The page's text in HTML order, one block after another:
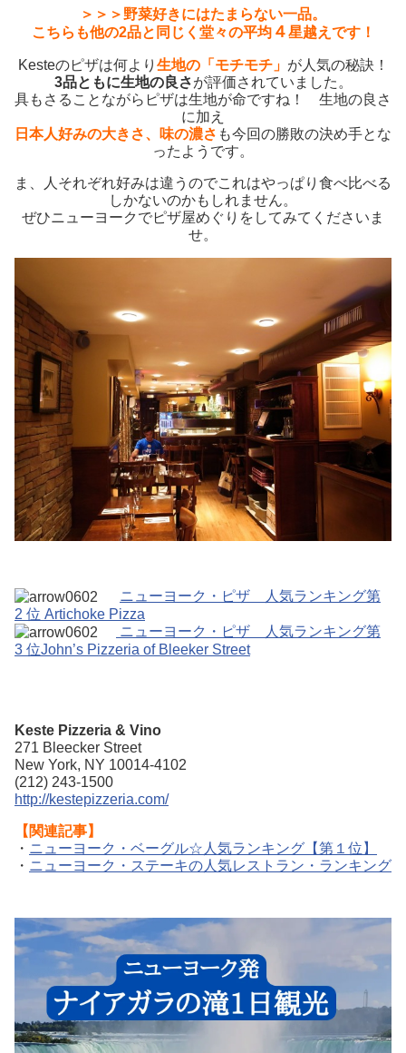
＞＞＞野菜好きにはたまらない一品。
こちらも他の2品と同じく堂々の平均４星越えです！
Kesteのピザは何より 生地の「モチモチ」 が人気の秘訣！
3品ともに生地の良さが評価されていました。
具もさることながらピザは生地が命ですね！ 生地の良さ
に加え
日本人好みの大きさ、味の濃さ も今回の勝敗の決め手とな
ったようです。
ま、人それぞれ好みは違うのでこれはやっぱり食べ比べる
しかないのかもしれません。
ぜひニューヨークでピザ屋めぐりをしてみてくださいま
せ。
ニューヨーク・ピザ 人気ランキング第
2 位 Artichoke Pizza
ニューヨーク・ピザ 人気ランキング第
3 位John’s Pizzeria of Bleeker Street
Keste Pizzeria & Vino
271 Bleecker Street
New York, NY 10014-4102
(212) 243-1500
http://kestepizzeria.com/
【関連記事】
・ ニューヨーク・ベーグル☆人気ランキング【第１位】
・ ニューヨーク・ステーキの人気レストラン・ランキング